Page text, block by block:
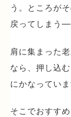
う。ところが
戻ってしまう
肩に集まった
なら、押し込
にかなっていま
そこでおすす